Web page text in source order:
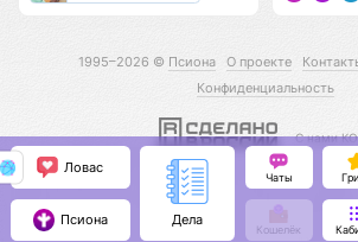
1995–2026 © Псиона О проекте
Конфиденциальность
С нами
Ловас
Псиона Дела
Чаты
Кошелёк